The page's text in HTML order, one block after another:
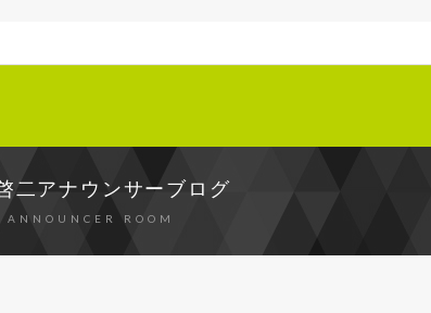
二アナウンサーブログ
ANNOUNCER ROOM